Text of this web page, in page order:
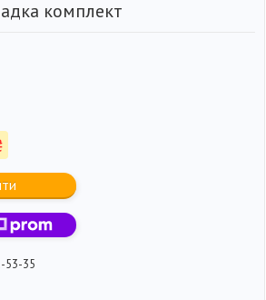
комплект
53-35